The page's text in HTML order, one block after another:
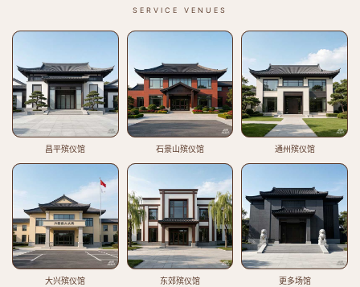
SERVICE VENUES
昌平殡仪馆 石景山殡仪馆 通州殡仪馆
大兴殡仪馆 东郊殡仪馆 更多场馆